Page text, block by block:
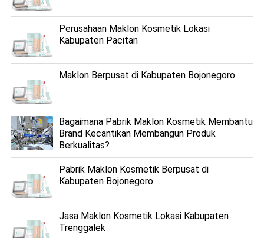
Perusahaan Maklon Kosmetik Lokasi
Kabupaten Pacitan
Maklon Berpusat di Kabupaten Bojonegoro
Bagaimana Pabrik Maklon Kosmetik Membantu
Brand Kecantikan Membangun Produk
Berkualitas?
Pabrik Maklon Kosmetik Berpusat di
Kabupaten Bojonegoro
Jasa Maklon Kosmetik Lokasi Kabupaten
Trenggalek